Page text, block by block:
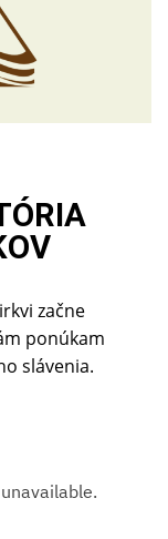
začne
ponúkam
slávenia.